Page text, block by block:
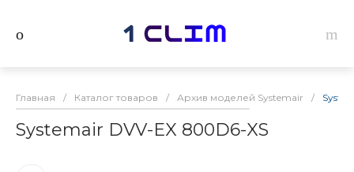
Главная / Каталог товаров / Архив моделей Systemair /
Systemair DVV-EX 800D6-XS